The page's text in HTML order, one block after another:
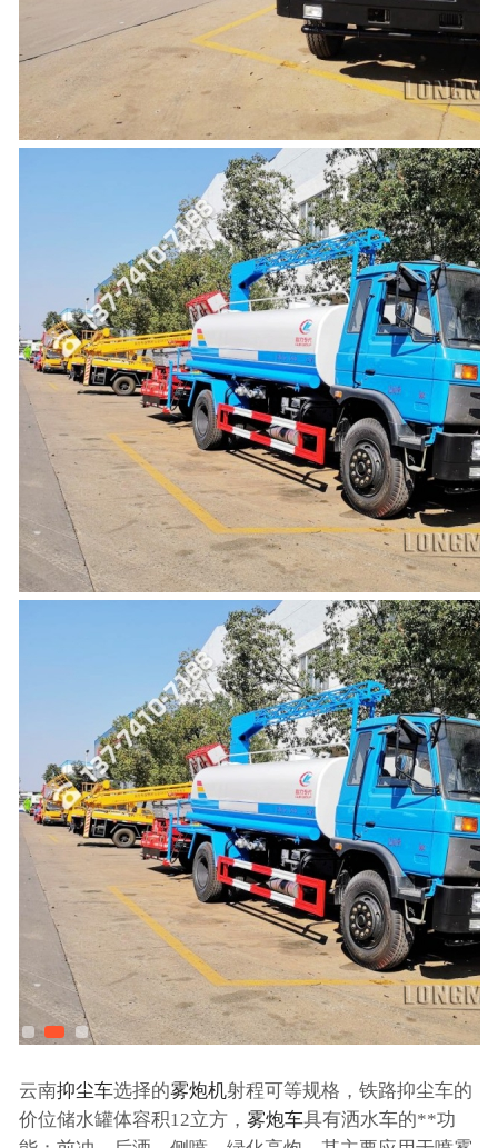
云南抑尘车选择的雾炮机射程可等规格，铁路抑尘车的
价位储水罐体容积12立方， 雾炮车具有洒水车的**功